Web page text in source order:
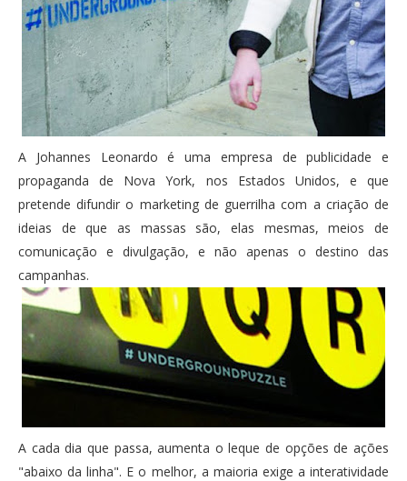
A Johannes Leonardo é uma empresa de publicidade e
propaganda de Nova York, nos Estados Unidos, e que
pretende difundir o marketing de guerrilha com a criação de
ideias de que as massas são, elas mesmas, meios de
comunicação e divulgação, e não apenas o destino das
campanhas.
A cada dia que passa, aumenta o leque de opções de ações
"abaixo da linha". E o melhor, a maioria exige a interatividade